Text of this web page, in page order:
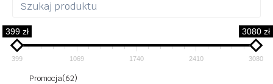
399 zł 3080 zł
399 1069 1740 2410 3080
Promocja(62)